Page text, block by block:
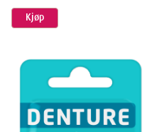
Kjøp